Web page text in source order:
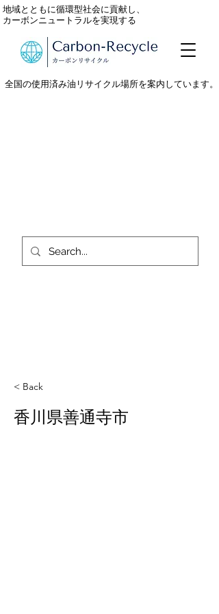
全国の使用済み油リサイクル場所を案内しています。
地域とともに循環型社会に貢献し、
カーボンニュートラルを実現する
< Back
香川県善通寺市